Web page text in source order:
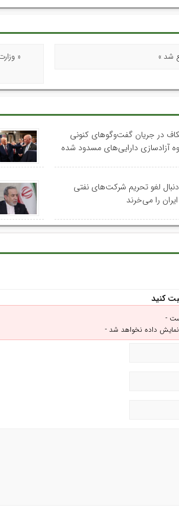
شد »
«
در جریان گفت‌وگوهای کنونی
آزادسازی دارایی‌های مسدود شده
لغو تحریم‌ شرکت‌های نفتی
را می‌خرند
کنید
-
داده نخواهد شد -